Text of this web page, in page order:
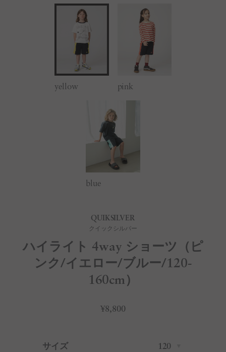
yellow pink
blue
QUIKSILVER
クイックシルバー
ハイライト 4way ショーツ（ピ
ンク/イエロー/ブルー/120-
160cm）
¥8,800
サイズ 120